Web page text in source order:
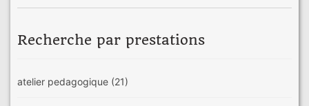
Recherche par prestations
atelier pedagogique (21)